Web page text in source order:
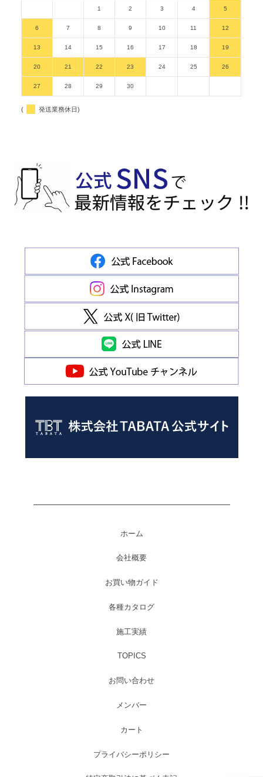
1 2 3 4 5
6 7 8 9 10 11 12
13 14 15 16 17 18 19
20 21 22 23 24 25 26
27 28 29 30
( 発送業務休日)
ホーム
会社概要
お買い物ガイド
各種カタログ
施工実績
TOPICS
お問い合わせ
メンバー
カート
プライバシーポリシー